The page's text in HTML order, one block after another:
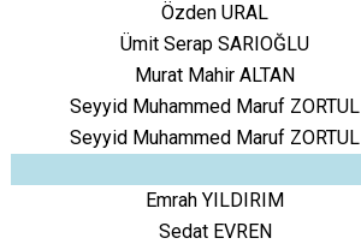
Özden URAL
Ümit Serap SARIOĞLU
Murat Mahir ALTAN
Seyyid Muhammed Maruf ZORTUL
Seyyid Muhammed Maruf ZORTUL
Emrah YILDIRIM
Sedat EVREN